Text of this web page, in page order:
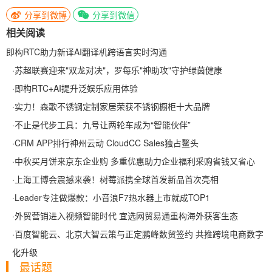
分享到微博 分享到微信
相关阅读
即构RTC助力新译AI翻译机跨语言实时沟通
·苏超联赛迎来"双龙对决"，罗每乐"神助攻"守护绿茵健康
·即构RTC+AI提升泛娱乐应用体验
·实力！森歌不锈钢定制家居荣获不锈钢橱柜十大品牌
·不止是代步工具：九号让两轮车成为“智能伙伴”
·CRM APP排行神州云动 CloudCC Sales独占鳌头
·中秋买月饼来京东企业购 多重优惠助力企业福利采购省钱又省心
· 上海工博会震撼来袭！树莓派携全球首发新品首次亮相
·Leader专注做爆款：小音浪F7热水器上市就成TOP1
·外贸营销进入视频智能时代 宜选网贸易通重构海外获客生态
·百度智能云、北京大智云策与正定鹏峰数贸签约 共推跨境电商数字
化升级
最话题